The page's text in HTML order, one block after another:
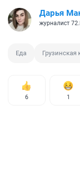
Дарья
журналист
Еда Грузинская
6 1